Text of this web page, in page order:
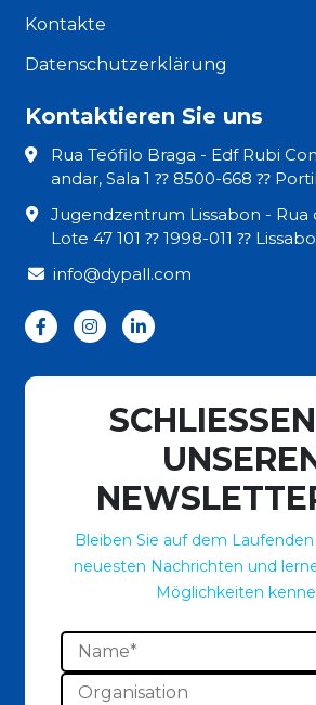
Kontakte
Datenschutzerklärung
Kontaktieren Sie uns
Rua Teófilo Braga - Edf Rubi
andar, Sala 1 ⁇ 8500-668 ⁇
Jugendzentrum Lissabon - Rua
Lote 47 101 ⁇ 1998-011 ⁇
info@dypall.com
Bleiben Sie auf dem
neuesten Nachrichten und
Möglichkeiten